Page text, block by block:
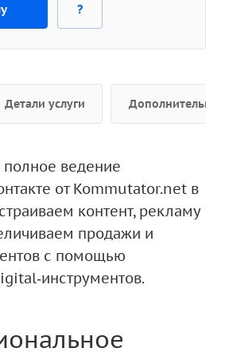
?
Детали услуги Дополнительно
ведение
от Kommutator.net в
контент, рекламу
продажи и
с помощью